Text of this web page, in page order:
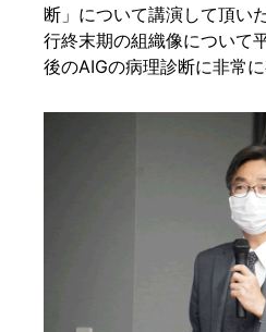
断」について講演して頂い
行終末期の組織像について
後のAIGの病理診断に非常